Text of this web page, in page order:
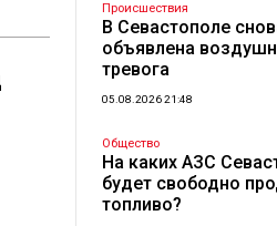
Происшествия
В Севастополе
объявлена
тревога
05.08.2026 21:48
Общество
На каких АЗС
будет свободно
топливо?